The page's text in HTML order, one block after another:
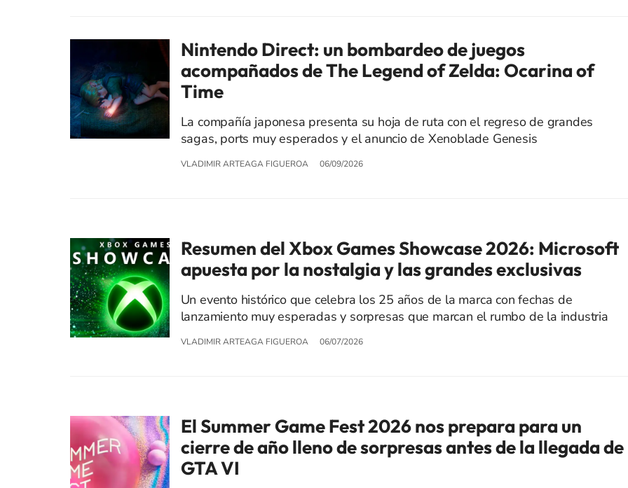
Nintendo Direct: un bombardeo de juegos
acompañados de The Legend of Zelda: Ocarina of
Time
La compañía japonesa presenta su hoja de ruta con el regreso de grandes
sagas, ports muy esperados y el anuncio de Xenoblade Genesis
VLADIMIR ARTEAGA FIGUEROA 06/09/2026
Resumen del Xbox Games Showcase 2026: Microsoft
apuesta por la nostalgia y las grandes exclusivas
Un evento histórico que celebra los 25 años de la marca con fechas de
lanzamiento muy esperadas y sorpresas que marcan el rumbo de la industria
VLADIMIR ARTEAGA FIGUEROA 06/07/2026
El Summer Game Fest 2026 nos prepara para un
cierre de año lleno de sorpresas antes de la llegada de
GTA VI